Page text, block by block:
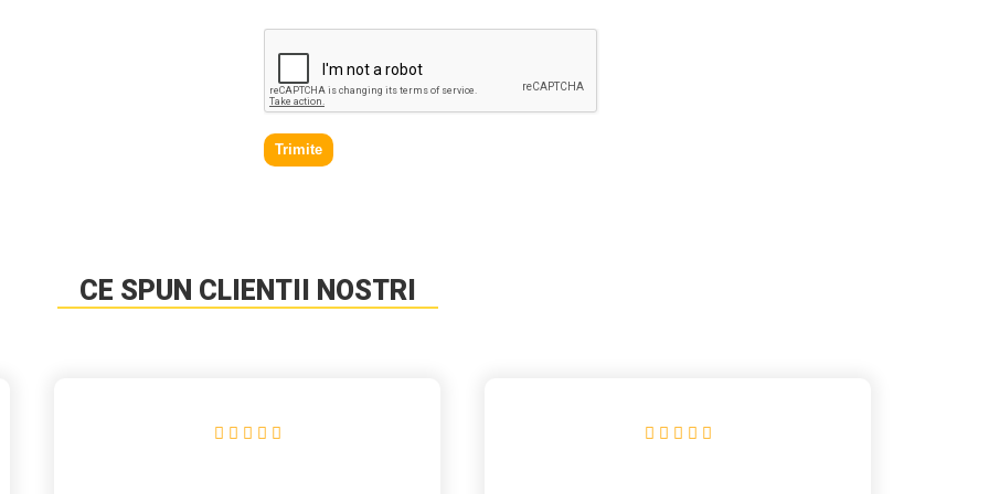
Trimite
CE SPUN CLIENTII NOSTRI